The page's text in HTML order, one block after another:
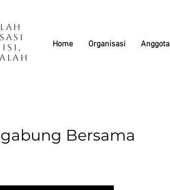
Home Organisasi Anggota
Bersama